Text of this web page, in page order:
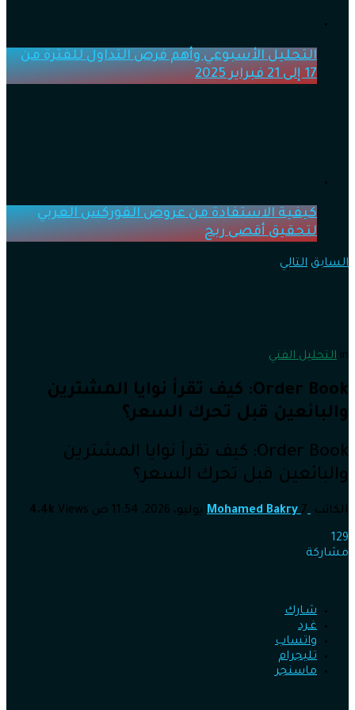
التحليل الأسبوعي وأهم فرص التداول للفترة من
17 إلى 21 فبراير 2025
كيفية الاستفادة من عروض الفوركس العربي
لتحقيق أقصى ربح
السابق التالي
in التحليل الفني
Order Book: كيف تقرأ نوايا المشترين
والبائعين قبل تحرك السعر؟
Order Book: كيف تقرأ نوايا المشترين
والبائعين قبل تحرك السعر؟
الكاتب Mohamed Bakry 7 يوليو، 2026, 11:54 ص 4.4k Views
129
مشاركة
شـارك
غـرد
واتساب
تليجرام
ماسنجر